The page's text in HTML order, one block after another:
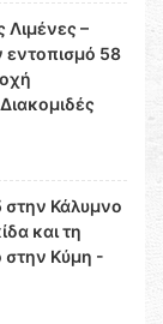
–
εντοπισμό 58
Κάλυμνο
και τη
στην Κύμη -